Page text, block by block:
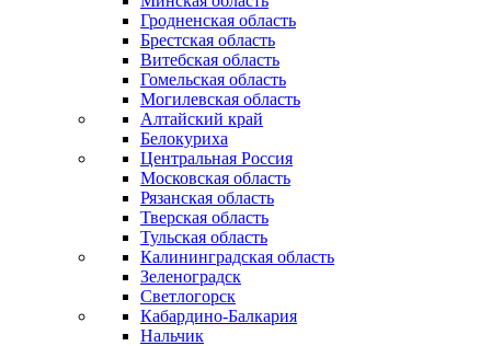
Гродненская область
Брестская область
Витебская область
Гомельская область
Могилевская область
Алтайский край
Белокуриха
Центральная Россия
Московская область
Рязанская область
Тверская область
Тульская область
Калининградская область
Зеленоградск
Светлогорск
Кабардино-Балкария
Нальчик